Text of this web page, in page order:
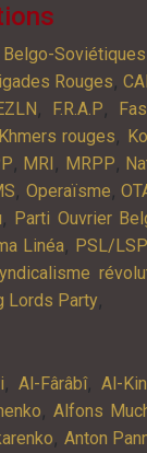
Soviétiques
Rouges,
, F.R.A.P,
Khmers rouges,
, MRI , MRPP,
, Operaïsme,
, Parti Ouvrier
Linéa, PSL/LSP
Lords Party,
,Al-Fârâbî, Al-
, Alfons
, Anton